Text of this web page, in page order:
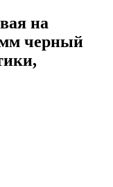
на
черный